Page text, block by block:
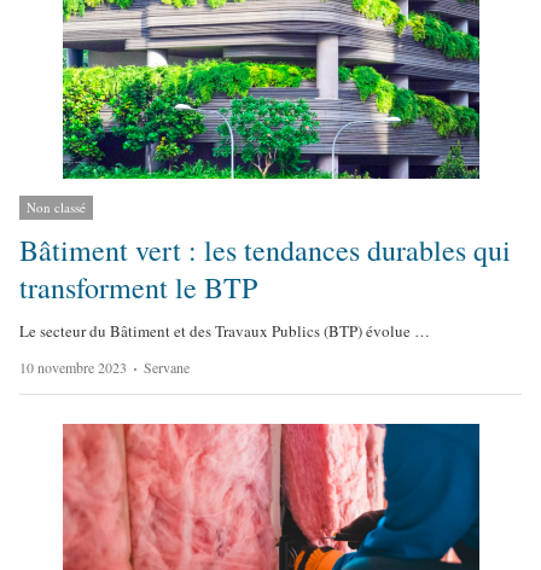
Non classé
Bâtiment vert : les tendances durables qui
transforment le BTP
Le secteur du Bâtiment et des Travaux Publics (BTP) évolue …
10 novembre 2023
A
u
h
o
r
Servane